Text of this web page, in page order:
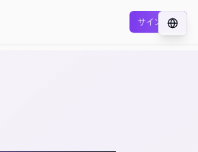
サインイン